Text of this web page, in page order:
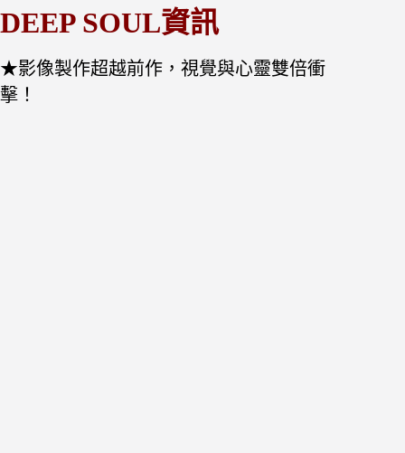
DEEP SOUL資訊
★影像製作超越前作，視覺與心靈雙倍衝
擊！